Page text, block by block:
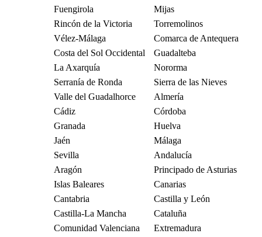
Fuengirola
Mijas
Rincón de la Victoria
Torremolinos
Vélez-Málaga
Comarca de Antequera
Costa del Sol Occidental
Guadalteba
La Axarquía
Nororma
Serranía de Ronda
Sierra de las Nieves
Valle del Guadalhorce
Almería
Cádiz
Córdoba
Granada
Huelva
Jaén
Málaga
Sevilla
Andalucía
Aragón
Principado de Asturias
Islas Baleares
Canarias
Cantabria
Castilla y León
Castilla-La Mancha
Cataluña
Comunidad Valenciana
Extremadura